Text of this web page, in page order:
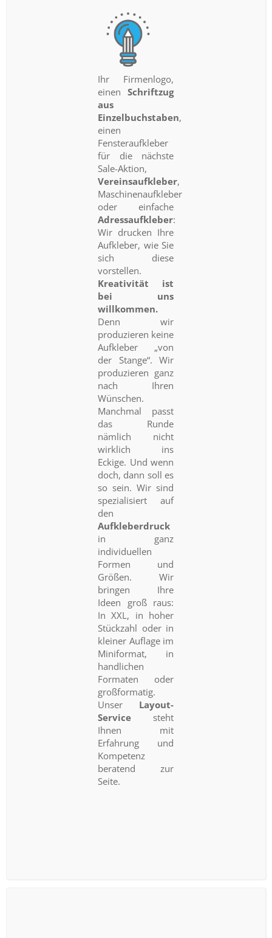
Ihr Firmenlogo,
einenSchriftzug
aus
Einzelbuchstaben,
einen
Fensteraufkleber
für die nächste
Sale-Aktion,
Vereinsaufkleber,
Maschinenaufkleber
oder einfache
Adressaufkleber:
Wir drucken Ihre
Aufkleber, wie Sie
sich diese
vorstellen.
Kreativität ist
bei uns
willkommen.
Denn wir
produzieren keine
Aufkleber „von
der Stange“. Wir
produzieren ganz
nach Ihren
Wünschen.
Manchmal passt
das Runde
nämlich nicht
wirklich ins
Eckige. Und wenn
doch, dann soll es
so sein. Wir sind
spezialisiert auf
den
Aufkleberdruck
in ganz
individuellen
Formen und
Größen. Wir
bringen Ihre
Ideen groß raus:
In XXL, in hoher
Stückzahl oder in
kleiner Auflage im
Miniformat, in
handlichen
Formaten oder
großformatig.
Unser Layout-
Service steht
Ihnen mit
Erfahrung und
Kompetenz
beratend zur
Seite.